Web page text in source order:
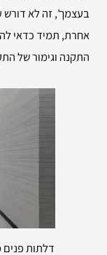
בעצמך’, זה לא
אחרת, תמיד כדאי
התקנה וגימור של
דלתות פנים